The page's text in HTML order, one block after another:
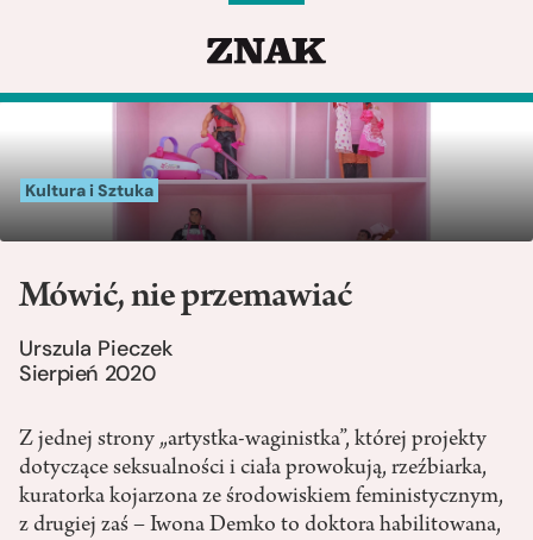
Kultura i Sztuka
Mówić, nie przemawiać
Urszula Pieczek
Sierpień 2020
Z jednej strony „artystka‑waginistka”, której projekty
dotyczące seksualności i ciała prowokują, rzeźbiarka,
kuratorka kojarzona ze środowiskiem feministycznym,
z drugiej zaś – Iwona Demko to doktora habilitowana,